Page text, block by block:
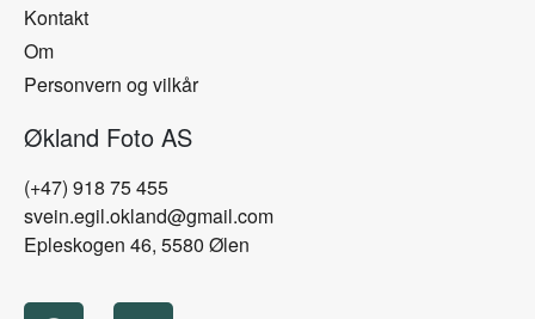
Kontakt
Om
Personvern og vilkår
Økland Foto AS
(+47) 918 75 455
svein.egil.okland@gmail.com
Epleskogen 46, 5580 Ølen